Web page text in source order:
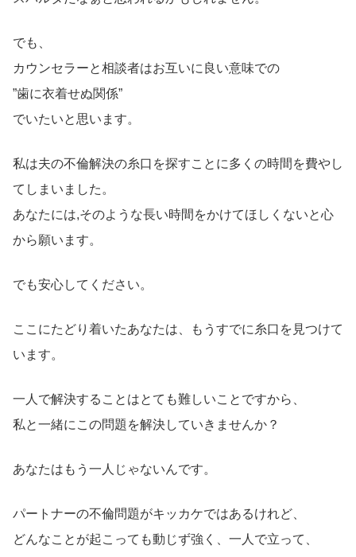
でも、
カウンセラーと相談者はお互いに良い意味での
”歯に衣着せぬ関係”
でいたいと思います。
私は夫の不倫解決の糸口を探すことに多くの時間を費やし
てしまいました。
あなたには,そのような長い時間をかけてほしくないと心
から願います。
でも安心してください。
ここにたどり着いたあなたは、もうすでに糸口を見つけて
います。
一人で解決することはとても難しいことですから、
私と一緒にこの問題を解決していきませんか？
あなたはもう一人じゃないんです。
パートナーの不倫問題がキッカケではあるけれど、
どんなことが起こっても動じず強く、一人で立って、